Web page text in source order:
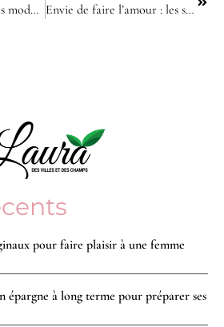
Bottes pour petite : les modèles idéaux pour allonger la silhouette Envie de faire l’amour : les signes à comprendre chez la femme
pour faire plaisir à une femme
épargne à long terme pour préparer ses